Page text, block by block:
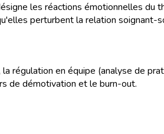
les réactions émotionnelles du
perturbent la relation soignant-
la régulation en équipe (analyse de
de démotivation et le burn-out.